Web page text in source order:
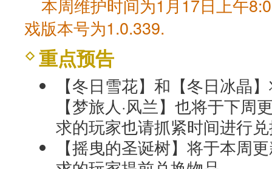
本周维护时间为1月17日上午
戏版本号为1.0.339.
重点预告
【冬日雪花】和【冬日冰晶
【梦旅人·风兰】也将于下
求的玩家也请抓紧时间进行
【摇曳的圣诞树】将于本周